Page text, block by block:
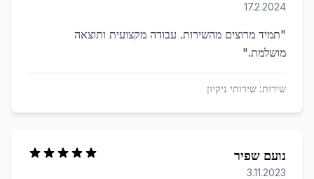
17.2.2024
"תמיד מרוצים מהשירות. עבודה מקצועית ותוצאה
מושלמת."
שירות: שירותי ניקיון
נועם שפיר
3.11.2023